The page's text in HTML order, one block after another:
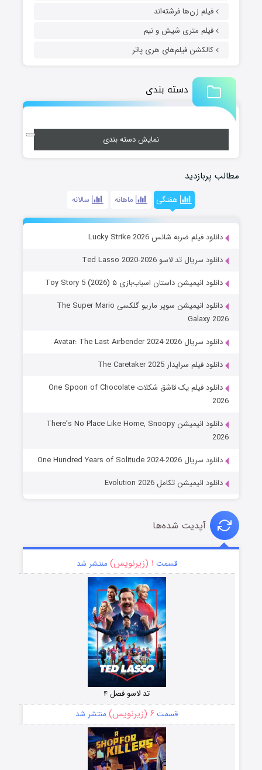
فیلم زن‌ها فرشته‌اند
فیلم متری شیش و نیم
کالکشن فیلم‌های هری پاتر
دسته بندی
نمایش دسته بندی
مطالب پربازدید
هفتگی ماهانه سالانه
دانلود فیلم ضربه شانس Lucky Strike 2026
دانلود سریال تد لاسو Ted Lasso 2020-2026
دانلود انیمیشن داستان اسباب‌بازی ۵ Toy Story 5 (2026)
دانلود انیمیشن سوپر ماریو گلکسی The Super Mario
Galaxy 2026
دانلود سریال Avatar: The Last Airbender 2024-2026
دانلود فیلم سرایدار The Caretaker 2025
دانلود فیلم یک قاشق شکلات One Spoon of Chocolate
2026
دانلود انیمیشن There’s No Place Like Home, Snoopy
2026
دانلود سریال One Hundred Years of Solitude 2024-2026
دانلود انیمیشن تکامل Evolution 2026
آپدیت شده‌ها
قسمت ۱ (زیرنویس) منتشر شد
تد لاسو فصل ۴
قسمت ۶ (زیرنویس) منتشر شد